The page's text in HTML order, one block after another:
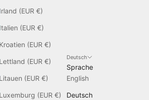
Irland (EUR €)
Italien (EUR €)
(EUR €)
(EUR €)
(EUR €)
(EUR €)
Deutsch
Sprache
English
Deutsch